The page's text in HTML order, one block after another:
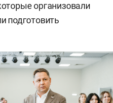
организовали
подготовить